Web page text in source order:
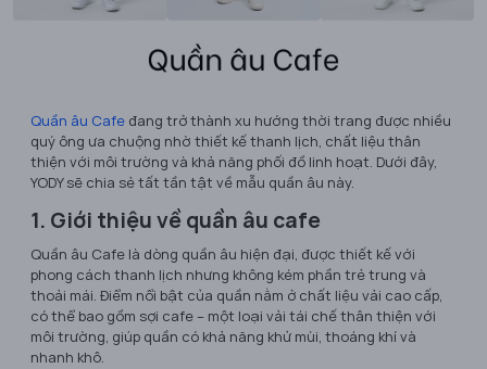
Quần âu Cafe đang trở thành xu hướng thời trang được nhiều
quý ông ưa chuộng nhờ thiết kế thanh lịch, chất liệu thân
thiện với môi trường và khả năng phối đồ linh hoạt. Dưới đây,
YODY sẽ chia sẻ tất tần tật về mẫu quần âu này.
1. Giới thiệu về quần âu cafe
Quần âu Cafe là dòng quần âu hiện đại, được thiết kế với
phong cách thanh lịch nhưng không kém phần trẻ trung và
thoải mái. Điểm nổi bật của quần nằm ở chất liệu vải cao cấp,
có thể bao gồm sợi cafe – một loại vải tái chế thân thiện với
môi trường, giúp quần có khả năng khử mùi, thoáng khí và
nhanh khô.